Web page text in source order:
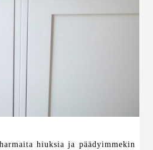
hiuksia ja päädyimmekin